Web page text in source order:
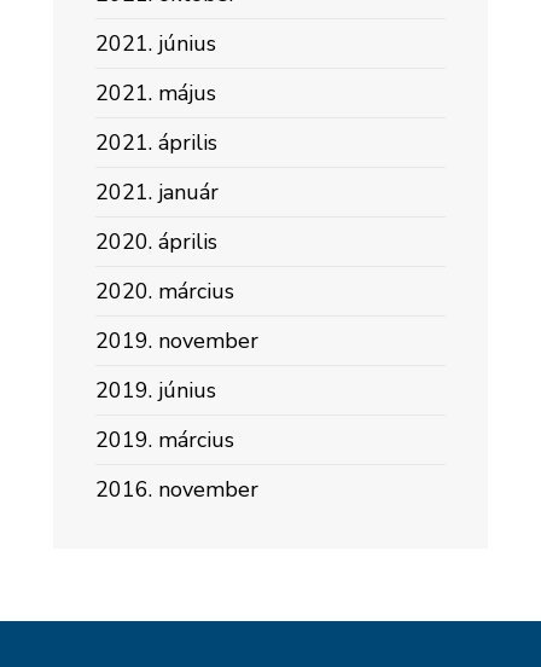
2021. június
2021. május
2021. április
2021. január
2020. április
2020. március
2019. november
2019. június
2019. március
2016. november